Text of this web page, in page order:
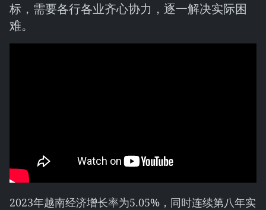
标，需要各行各业齐心协力，逐一解决实际困
难。
2023年越南经济增长率为5.05%，同时连续第八年实